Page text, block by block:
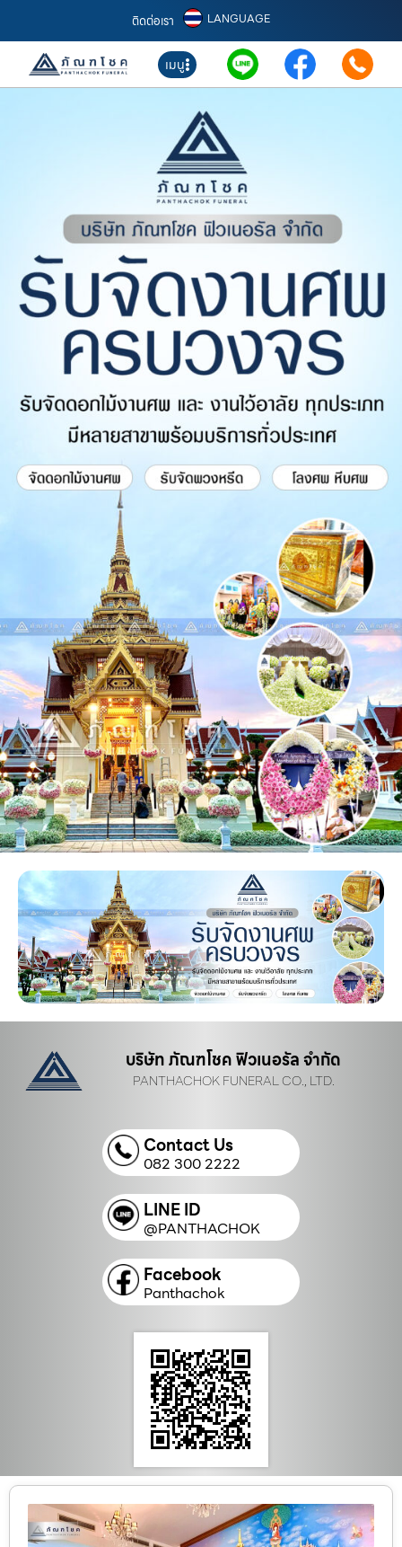
ติดต่อเรา LANGUAGE
เมนู
บริษัท ภัณฑโชค ฟิวเนอรัล จำกัด
PANTHACHOK FUNERAL CO., LTD.
Contact Us
082 300 2222
LINE ID
@PANTHACHOK
Facebook
Panthachok